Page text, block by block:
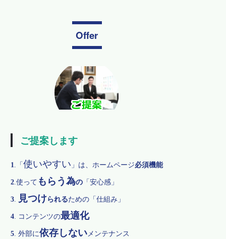
Offer
ご提案します
1. 「 使いやすい 」は、ホームページ必須機能
2.使って もらう為の 「安心感」
3. 見つけられるための「仕組み」
4. コンテンツの最適化
5. 外部に依存しないメンテナンス